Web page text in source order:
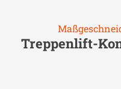
Treppenlift-